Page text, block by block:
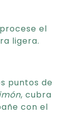
el
ligera.
puntos de
, cubra
con el